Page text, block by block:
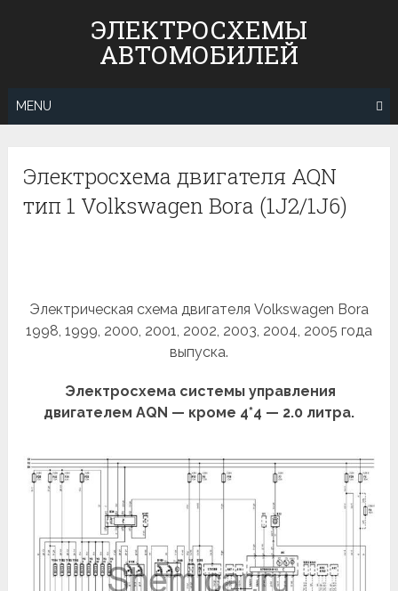
ЭЛЕКТРОСХЕМЫ
АВТОМОБИЛЕЙ
MENU
Электросхема двигателя AQN
тип 1 Volkswagen Bora (1J2/1J6)
Электрическая схема двигателя Volkswagen Bora
1998, 1999, 2000, 2001, 2002, 2003, 2004, 2005 года
выпуска.
Электросхема системы управления
двигателем AQN — кроме 4*4 — 2.0 литра.